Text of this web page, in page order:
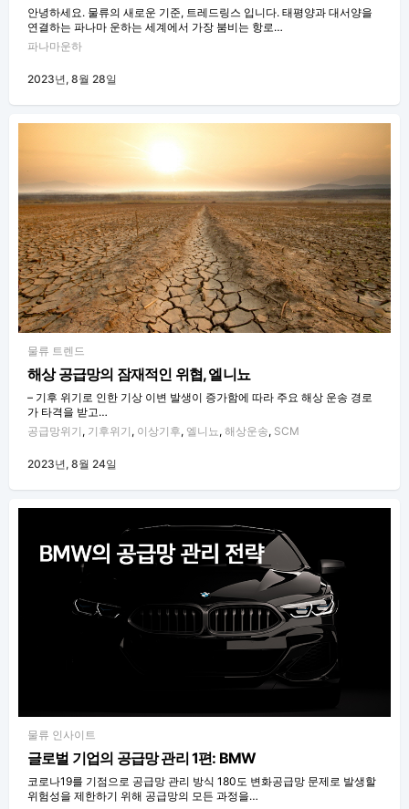
안녕하세요. 물류의 새로운 기준, 트레드링스 입니다. 태평양과 대서양을
연결하는 파나마 운하는 세계에서 가장 붐비는 항로…
파나마운하
2023년, 8월 28일
물류 트렌드
해상 공급망의 잠재적인 위협, 엘니뇨
– 기후 위기로 인한 기상 이변 발생이 증가함에 따라 주요 해상 운송 경로
가 타격을 받고…
공급망위기 , 기후위기 , 이상기후, 엘니뇨 , 해상운송, SCM
2023년, 8월 24일
물류 인사이트
글로벌 기업의 공급망 관리 1편: BMW
코로나19를 기점으로 공급망 관리 방식 180도 변화공급망 문제로 발생할
위험성을 제한하기 위해 공급망의 모든 과정을…